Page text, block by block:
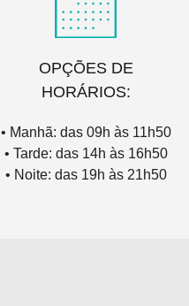
OPÇÕES DE
HORÁRIOS:
• Manhã: das 09h às 11h50
• Tarde: das 14h às 16h50
• Noite: das 19h às 21h50